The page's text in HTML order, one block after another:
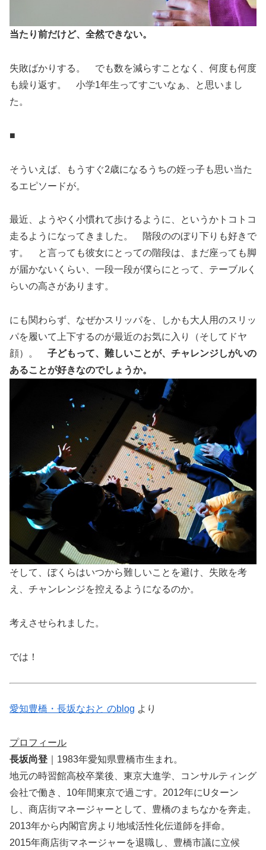
当たり前だけど、全然できない。
失敗ばかりする。 でも数を減らすことなく、何度も何度
も繰り返す。 小学1年生ってすごいなぁ、と思いまし
た。
■
そういえば、もうすぐ2歳になるうちの姪っ子も思い当た
るエピソードが。
最近、ようやく小慣れて歩けるように、というかトコトコ
走るようになってきました。 階段ののぼり下りも好きで
す。 と言っても彼女にとっての階段は、まだ座っても脚
が届かないくらい、一段一段が僕らにとって、テーブルく
らいの高さがあります。
にも関わらず、なぜかスリッパを、しかも大人用のスリッ
パを履いて上下するのが最近のお気に入り（そしてドヤ
顔）。 子どもって、難しいことが、チャレンジしがいの
あることが好きなのでしょうか。
そして、ぼくらはいつから難しいことを避け、失敗を考
え、チャンレンジを控えるようになるのか。
考えさせられました。
では！
愛知豊橋・長坂なおと のblog より
プロフィール
長坂尚登 ｜1983年愛知県豊橋市生まれ。
地元の時習館高校卒業後、東京大進学、コンサルティング
会社で働き、10年間東京で過ごす。2012年にUターン
し、商店街マネージャーとして、豊橋のまちなかを奔走。
2013年から内閣官房より地域活性化伝道師を拝命。
2015年商店街マネージャーを退職し、豊橋市議に立候